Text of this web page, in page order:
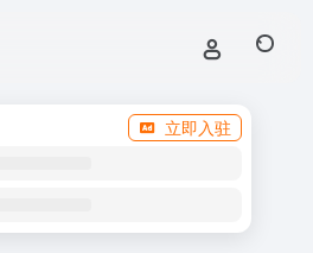
立即入驻